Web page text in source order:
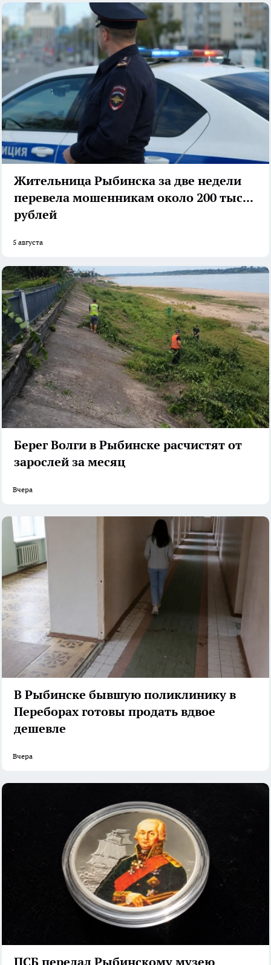
Жительница Рыбинска за две недели
перевела мошенникам около 200 тысяч
рублей
5 августа
Берег Волги в Рыбинске расчистят от
зарослей за месяц
Вчера
В Рыбинске бывшую поликлинику в
Переборах готовы продать вдвое
дешевле
Вчера
ПСБ передал Рыбинскому музею